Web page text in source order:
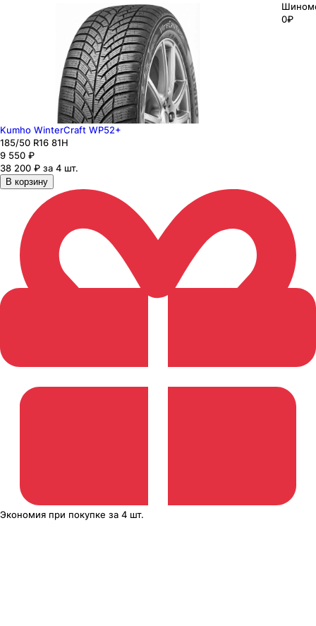
0₽
Kumho WinterCraft WP52+
185/50 R16 81H
9 550 ₽
38 200 ₽ за 4 шт.
В корзину
Экономия при покупке за 4 шт.